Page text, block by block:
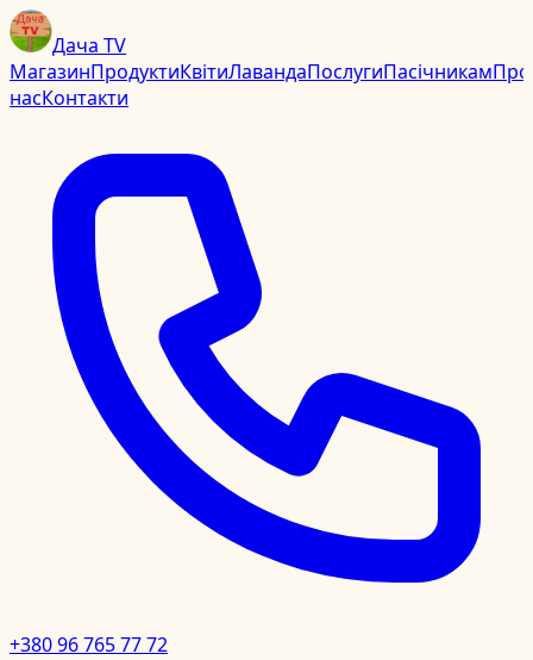
Дача TV
МагазинПродуктиКвітиЛавандаПослугиПасічникамПро
насКонтакти
+380 96 765 77 72